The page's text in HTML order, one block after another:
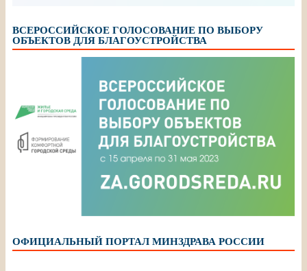
ВСЕРОССИЙСКОЕ ГОЛОСОВАНИЕ ПО ВЫБОРУ
ОБЪЕКТОВ ДЛЯ БЛАГОУСТРОЙСТВА
ОФИЦИАЛЬНЫЙ ПОРТАЛ МИНЗДРАВА РОССИИ